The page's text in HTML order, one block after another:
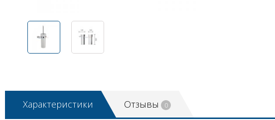
Характеристики Отзывы 0